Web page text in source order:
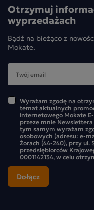
FROZENCCINO
niepowtarzalny smak
Poczuj wyrazisty,
kiedykolwiek
przyjemności.
Cappuccino na zimno
Otrzymuj
wyprzedażach
Bądź na bieżąco z
Mokate.
Wyrażam zgodę na
temat aktualnych
internetowego Mokate
przeze mnie
tym samym wyrażam
osobowych (adresu: e-
Żorach (44-240), przy ul.
przedsiębiorców
0001142134, w celu